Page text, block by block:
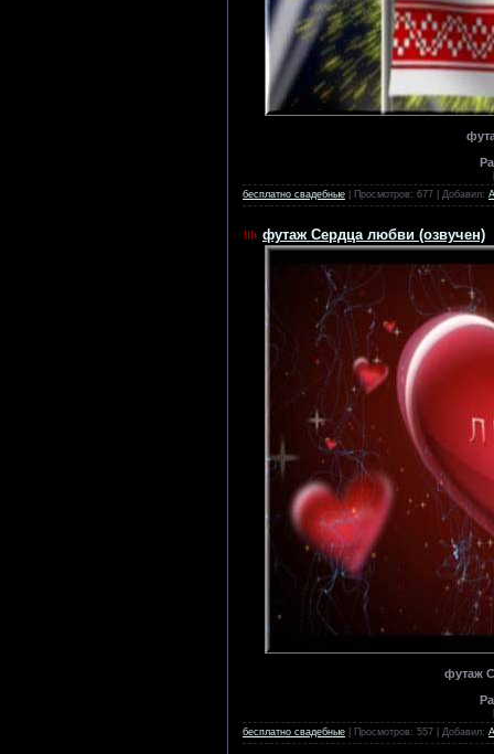
бесплатно свадебные | Просмотров: 677 | Добавил:
футаж Сердца любви (озвучен)
футаж
бесплатно свадебные | Просмотров: 557 | Добавил: